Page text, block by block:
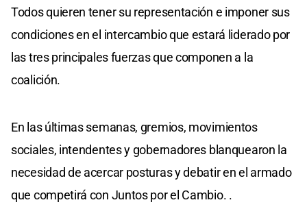
Todos quieren tener su representación e imponer sus
condiciones en el intercambio que estará liderado por
las tres principales fuerzas que componen a la
coalición.
En las últimas semanas, gremios, movimientos
sociales, intendentes y gobernadores blanquearon la
necesidad de acercar posturas y debatir en el armado
que competirá con Juntos por el Cambio. .